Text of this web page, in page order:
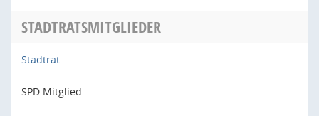
STADTRATSMITGLIEDER
Stadtrat
SPD Mitglied